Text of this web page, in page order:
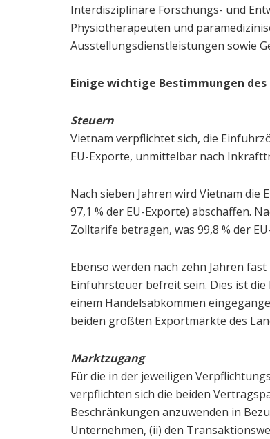
Interdisziplinäre Forschungs- und
Physiotherapeuten und
Ausstellungsdienstleistungen sowie
Einige wichtige Bestimmungen des
Steuern
Vietnam verpflichtet sich, die
EU-Exporte, unmittelbar nach
Nach sieben Jahren wird Vietnam
97,1 % der EU-Exporte) abschaffen.
Zolltarife betragen, was 99,8 % der
Ebenso werden nach zehn Jahren
Einfuhrsteuer befreit sein. Dies ist
einem Handelsabkommen
beiden größten Exportmärkte des
Marktzugang
Für die in der jeweiligen
verpflichten sich die beiden
Beschränkungen anzuwenden in
Unternehmen, (ii) den